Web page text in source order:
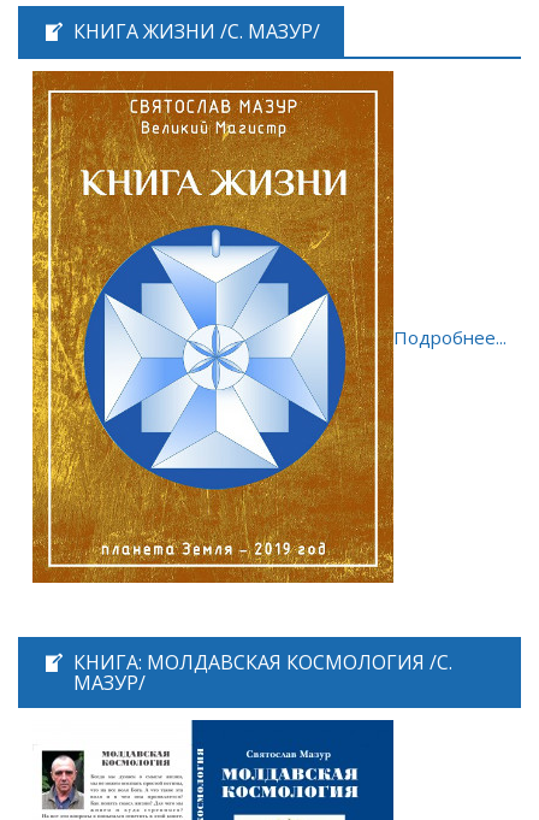
КНИГА ЖИЗНИ /С. МАЗУР/
Подробнее...
КНИГА: МОЛДАВСКАЯ КОСМОЛОГИЯ /С.
МАЗУР/